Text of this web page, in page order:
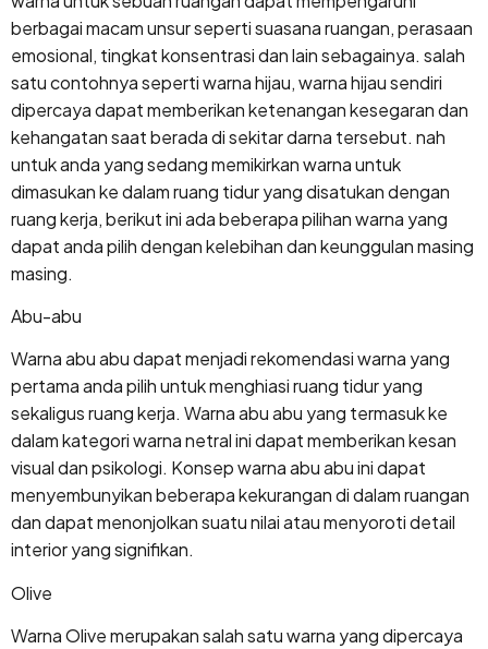
berbagai macam unsur seperti suasana ruangan, perasaan
emosional, tingkat konsentrasi dan lain sebagainya. salah
satu contohnya seperti warna hijau, warna hijau sendiri
dipercaya dapat memberikan ketenangan kesegaran dan
kehangatan saat berada di sekitar darna tersebut. nah
untuk anda yang sedang memikirkan warna untuk
dimasukan ke dalam ruang tidur yang disatukan dengan
ruang kerja, berikut ini ada beberapa pilihan warna yang
dapat anda pilih dengan kelebihan dan keunggulan masing
masing.
Abu-abu
Warna abu abu dapat menjadi rekomendasi warna yang
pertama anda pilih untuk menghiasi ruang tidur yang
sekaligus ruang kerja. Warna abu abu yang termasuk ke
dalam kategori warna netral ini dapat memberikan kesan
visual dan psikologi. Konsep warna abu abu ini dapat
menyembunyikan beberapa kekurangan di dalam ruangan
dan dapat menonjolkan suatu nilai atau menyoroti detail
interior yang signifikan.
Olive
Warna Olive merupakan salah satu warna yang dipercaya